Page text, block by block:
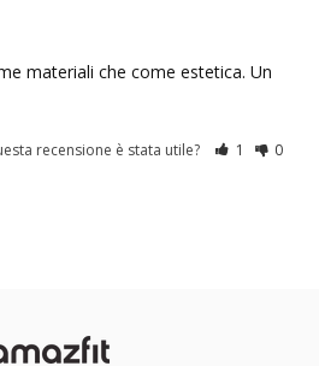
materiali che come estetica. Un
recensione è stata utile? 1 0